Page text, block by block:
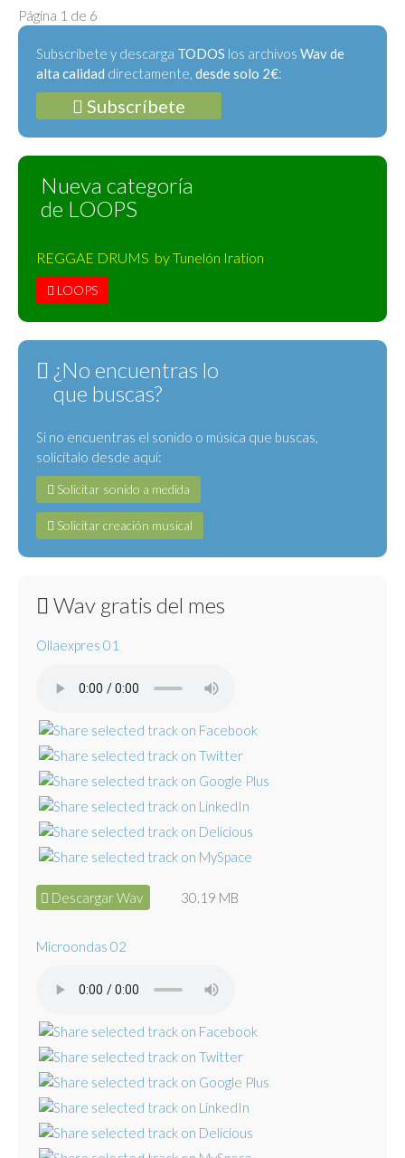
Página 1 de 6
Subscríbete y descarga TODOS los archivos Wav de
alta calidad directamente, desde solo 2€:
Subscríbete
Nueva categoría
de LOOPS
REGGAE DRUMS by Tunelón Iration
LOOPS
¿No encuentras lo
que buscas?
Si no encuentras el sonido o música que buscas,
solicítalo desde aquí:
Solicitar sonido a medida
Solicitar creación musical
Wav gratis del mes
Ollaexpres 01
Descargar Wav 30.19 MB
Microondas 02